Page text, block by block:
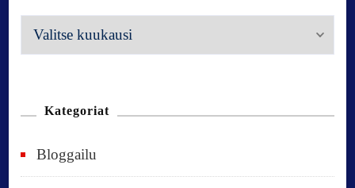
M
e
e
Kategoriat
Bloggailu